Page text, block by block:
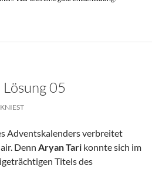
05
Adventskalenders verbreitet
Denn Aryan Tari konnte sich im
Titels des